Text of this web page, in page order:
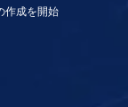
作成を開始